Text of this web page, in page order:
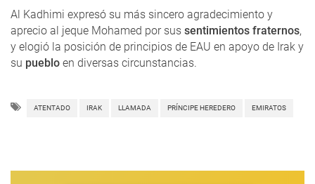
Al Kadhimi expresó su más sincero agradecimiento y
aprecio al jeque Mohamed por sus sentimientos fraternos,
y elogió la posición de principios de EAU en apoyo de Irak y
su pueblo en diversas circunstancias.
ATENTADO IRAK LLAMADA PRÍNCIPE HEREDERO EMIRATOS